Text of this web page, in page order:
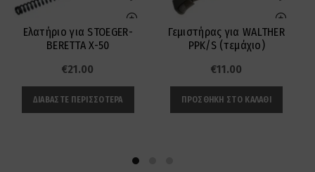
Ελατήριο για STOEGER-
BERETTA X-50
€21.00
ΔΙΑΒΆΣΤΕ ΠΕΡΙΣΣΌΤΕΡΑ
Γεμιστήρας για WALTHER
PPK/S (τεμάχιο)
€11.00
ΠΡΟΣΘΉΚΗ ΣΤΟ ΚΑΛΆΘΙ